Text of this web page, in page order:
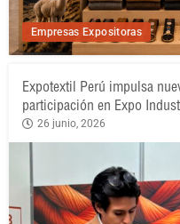
Empresas Expositoras
Expotextil Perú impulsa
participación en Expo
26 junio, 2026